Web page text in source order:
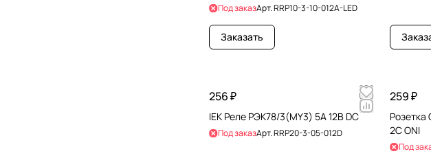
Под заказАрт.RRP10-3-10-012A-LED
Заказать
256 ₽
IEK Реле РЭК78/3(MY3) 5А 12В DC
Под заказАрт.RRP20-3-05-012D
259 ₽
Розетка
2C ONI
Под